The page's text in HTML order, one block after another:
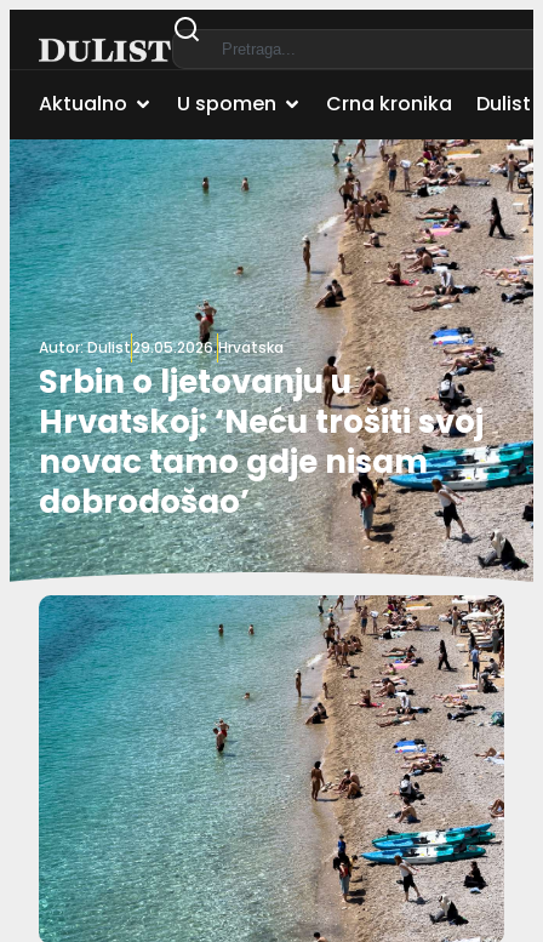
Aktualno U spomen Crna kronika Dulist
Autor:Dulist29.05.2026.Hrvatska
Srbin o ljetovanju u
Hrvatskoj: ‘Neću trošiti svoj
novac tamo gdje nisam
dobrodošao’